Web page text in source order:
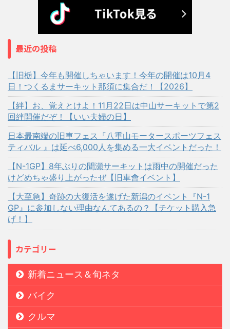
最近の投稿
【旧栃】今年も開催しちゃいます！今年の開催は10月4
日！つくるまサーキット那須に集合だ！【2026】
【絆】お、覚えとけよ！11月22日は中山サーキットで第2
回絆開催だぞ！【いい夫婦の日】
日本最南端の旧車フェス『八重山モータースポーツフェス
ティバル 』は延べ6,000人を集める一大イベントだった！
【N-1GP】8年ぶりの間瀬サーキットは雨中の開催だった
けどめちゃ盛り上がったぜ【旧車會イベント】
【大至急】奇跡の大復活を遂げた新潟のイベント『N-1
GP』に参加しない理由なんてあるの？【チケット購入急
げ！】
カテゴリー
新着ニュース＆旬ネタ
バイク
クルマ